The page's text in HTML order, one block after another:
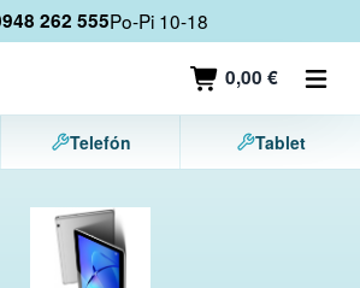
262 555Po-Pi 10-18
0,00 €
Telefón Tablet